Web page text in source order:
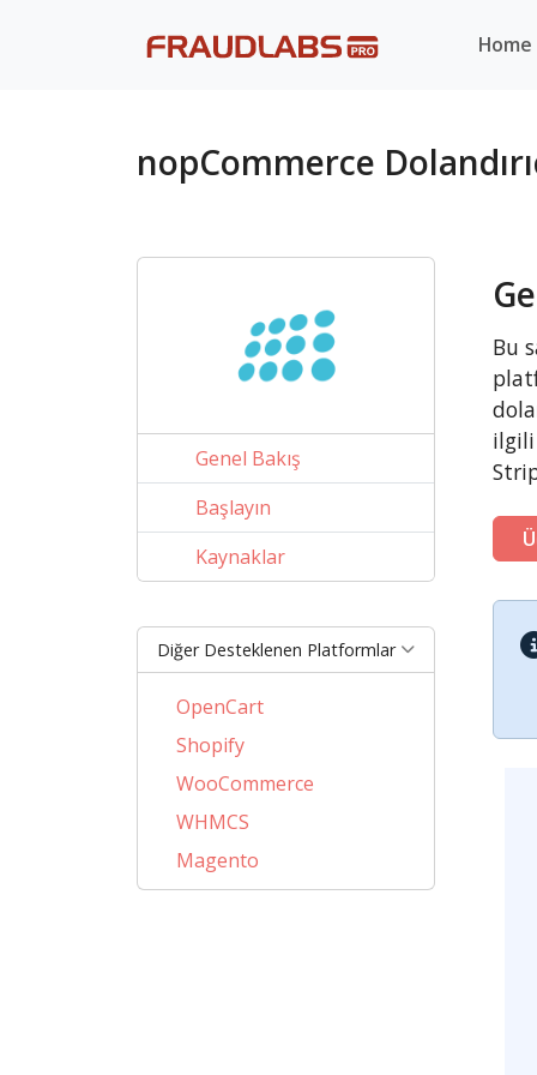
Home
nopCommerce
Genel Bakış
Başlayın
Kaynaklar
Diğer Desteklenen Platformlar
OpenCart
Shopify
WooCommerce
WHMCS
Magento
PrestaShop
Bu
ilgili